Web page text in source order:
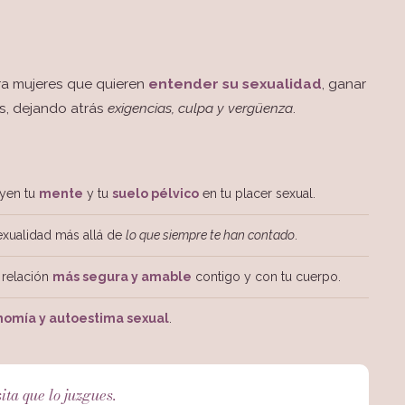
mujeres que quieren entender su sexualidad , ganar
dejando atrás exigencias, culpa y vergüenza
tu mente y tu suelo pélvico en tu placer sexual.
más allá de lo que siempre te han contado
más segura y amable contigo y con tu cuerpo.
y autoestima sexual
que lo juzgues.